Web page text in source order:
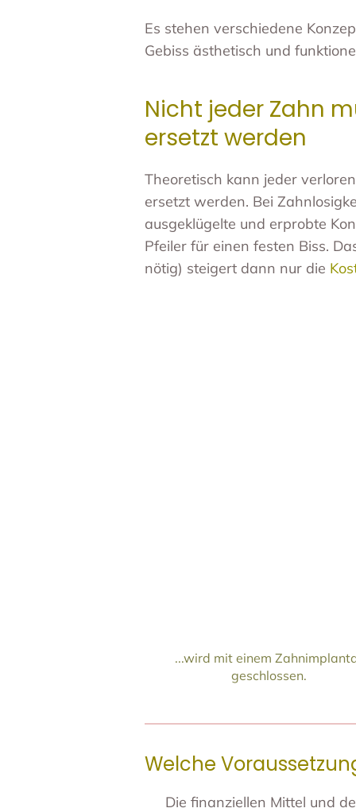
Es stehen verschiedene
Gebiss ästhetisch und
Nicht jeder Zahn
ersetzt werden
Theoretisch kann jeder
ersetzt werden. Bei
ausgeklügelte und erprobte
Pfeiler für einen festen Biss.
nötig) steigert dann nur die
...wird mit einem
geschlossen.
Welche
Die finanziellen Mittel und